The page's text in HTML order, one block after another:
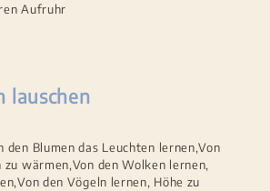
Aufruhr
lauschen
den Blumen das Leuchten lernen,Von
zu wärmen,Von den Wolken lernen,
den Vögeln lernen, Höhe zu